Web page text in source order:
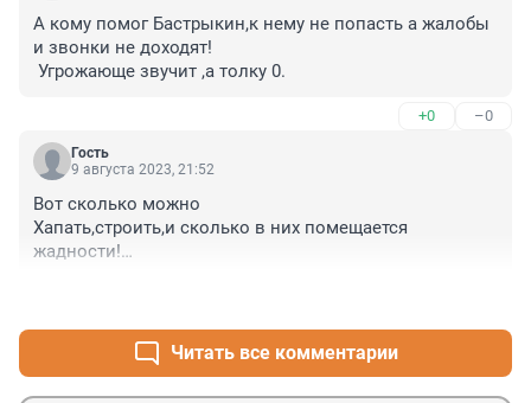
А кому помог Бастрыкин,к нему не попасть а жалобы
и звонки не доходят!
Угрожающе звучит ,а толку 0.
+0 –0
Гость
9 августа 2023, 21:52
Вот сколько можно
Хапать,строить,и сколько в них помещается
жадности!
Нет веры ,потому что
У власти жулики ,убийцы,воры !
Читать все комментарии